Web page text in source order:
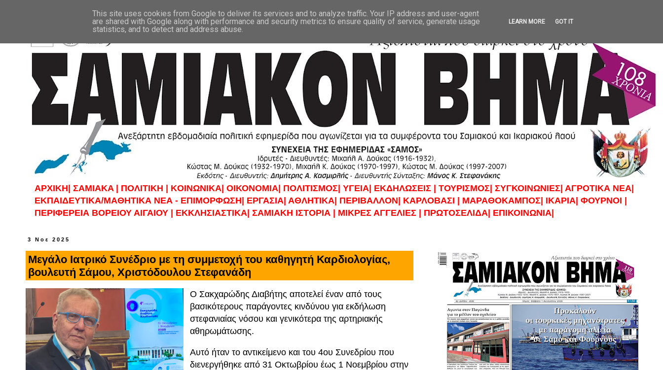
ΑΡΧΙΚΗ| ΣAMIAKA | ΠΟΛΙΤΙΚΗ | KOINΩΝΙΚΑ| ΟΙΚΟΝΟΜΙΑ| ΠΟΛΙΤΙΣΜΟΣ| ΥΓΕΙΑ| ΕΚΔΗΛΩΣΕΙΣ | ΤΟΥΡΙΣΜΟΣ| ΣΥΓΚΟΙΝΩΝΙΕΣ| ΑΓΡΟΤΙΚΑ ΝΕΑ|
ΕΚΠΑΙΔΕΥΤΙΚΑ/ΜΑΘΗΤΙΚΑ ΝΕΑ - ΕΠΙΜΟΡΦΩΣΗ| ΕΡΓΑΣΙΑ| ΑΘΛΗΤΙΚΑ| ΠΕΡΙΒΑΛΛΟΝ| ΚΑΡΛΟΒΑΣΙ | ΜΑΡΑΘΟΚΑΜΠΟΣ| ΙΚΑΡΙΑ| ΦΟΥΡΝΟΙ |
ΠΕΡΙΦΕΡΕΙΑ ΒΟΡΕΙΟΥ ΑΙΓΑΙΟΥ |
ΕΚΚΛΗΣΙΑΣΤΙΚΑ| ΣΑΜΙΑΚΗ ΙΣΤΟΡΙΑ | ΜΙΚΡΕΣ ΑΓΓΕΛΙΕΣ | ΠΡΩΤΟΣΕΛΙΔΑ| ΕΠΙΚΟΙΝΩΝΙΑ|
3 Νοε 2025
Μεγάλο Ιατρικό Συνέδριο με τη συμμετοχή του καθηγητή Καρδιολογίας,
βουλευτή Σάμου, Χριστόδουλου Στεφανάδη
Ο Σακχαρώδης Διαβήτης αποτελεί έναν από τους
βασικότερους παράγοντες κινδύνου για εκδήλωση
στεφανιαίας νόσου και γενικότερα της αρτηριακής
αθηρωμάτωσης.
Αυτό ήταν το αντικείμενο και του 4ου Συνεδρίου που
διενεργήθηκε από 31 Οκτωβρίου έως 1 Νοεμβρίου στην
This site uses cookies from Google to deliver its services and to analyze traffic. Your IP address and user-agent
are shared with Google along with performance and security metrics to ensure quality of service, generate usage
statistics, and to detect and address abuse.
LEARN MORE GOT IT